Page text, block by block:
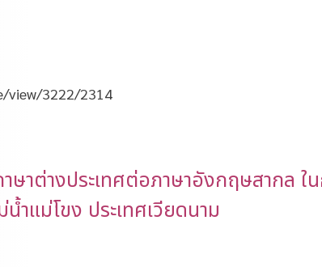
view/3222/2314
าต่างประเทศต่อภาษาอังกฤษสากล ใน
แม่โขง ประเทศเวียดนาม